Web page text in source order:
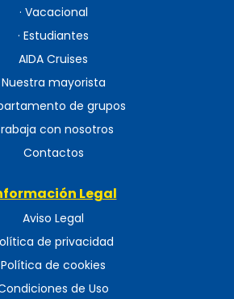
· Vacacional
· Estudiantes
AIDA Cruises
Nuestra mayorista
de grupos
con nosotros
Contactos
Legal
Aviso Legal
de privacidad
Política de cookies
de Uso